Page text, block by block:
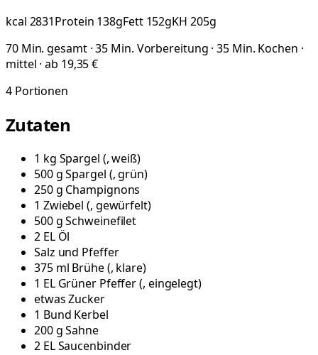
kcal 2831Protein 138gFett 152gKH 205g
70 Min. gesamt · 35 Min. Vorbereitung · 35 Min. Kochen ·
mittel · ab 19,35 €
4 Portionen
Zutaten
1 kg Spargel (, weiß)
500gSpargel (, grün)
250g Champignons
1 Zwiebel (, gewürfelt)
500gSchweinefilet
2 EL Öl
Salz und Pfeffer
375 ml Brühe(, klare)
1 EL Grüner Pfeffer(, eingelegt)
etwasZucker
1 Bund Kerbel
200gSahne
2 ELSaucenbinder